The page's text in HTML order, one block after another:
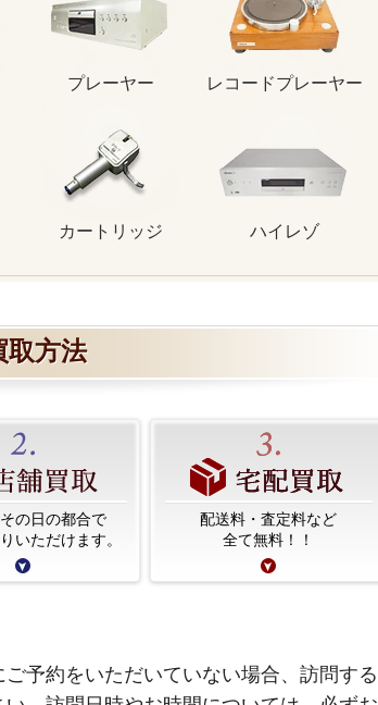
プレーヤー レコードプレーヤー
カートリッジ ハイレゾ
取方法
の日の都合で
いただけます。
配送料・査定料など
全て無料！！
予約をいただいていない場合、訪問する